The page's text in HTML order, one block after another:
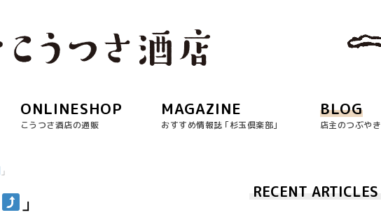
ONLINESHOP
こうつさ酒店の通販
MAGAZINE
おすすめ情報誌 ｢杉玉倶楽部｣
BLOG
店主のつぶやき
」
」 RECENT ARTICLES